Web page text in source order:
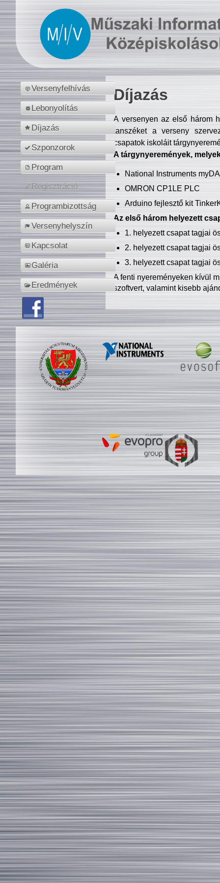
Versenyfelhívás
Lebonyolítás
Díjazás
Szponzorok
Program
Regisztráció
Programbizottság
Versenyhelyszín
Kapcsolat
Galéria
Eredmények
Díjazás
A versenyen az első három
tanszéket a verseny
csapatok iskoláit
A tárgynyeremények,
National Instruments
OMRON CP1LE PLC
Arduino fejlesztő kit
Az első három helyezett
1. helyezett csapat tagjai
2. helyezett csapat tagjai
3. helyezett csapat tagjai
A fenti nyereményeken kívül
szoftvert, valamint kisebb